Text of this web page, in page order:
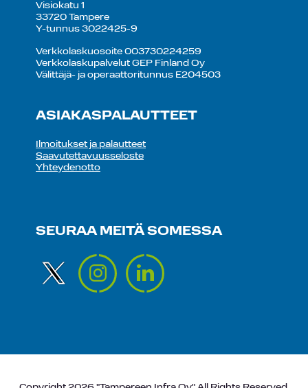
Visiokatu 1
33720 Tampere
Y-tunnus 3022425-9
Verkkolaskuosoite 003730224259
Verkkolaskupalvelut GEP Finland Oy
Välittäjä- ja operaattoritunnus E204503
ASIAKASPALAUTTEET
Ilmoitukset ja palautteet
Saavutettavuusseloste
Yhteydenotto
SEURAA MEITÄ SOMESSA